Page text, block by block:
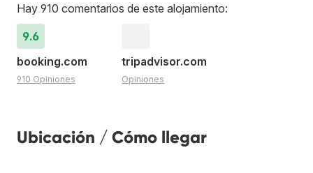
Hay 910 comentarios de este alojamiento:
9.6
booking.com
910 Opiniones
tripadvisor.com
Opiniones
Ubicación / Cómo llegar